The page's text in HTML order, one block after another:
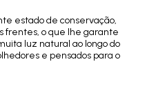
estado de conservação,
frentes, o que lhe garante
luz natural ao longo do
e pensados para o